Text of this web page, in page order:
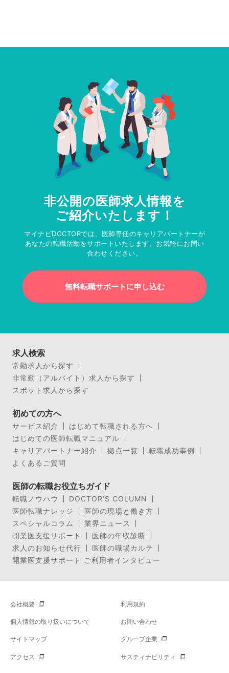
非公開の医師求人情報を
ご紹介いたします！
マイナビDOCTORでは、医師専任のキャリアパートナーが
あなたの転職活動をサポートいたします。お気軽にお問い
合わせください。
無料転職サポートに申し込む
求人検索
常勤求人から探す
非常勤（アルバイト）求人から探す
スポット求人から探す
初めての方へ
サービス紹介
はじめて転職される方へ
はじめての医師転職マニュアル
キャリアパートナー紹介
拠点一覧
転職成功事例
よくあるご質問
医師の転職お役立ちガイド
転職ノウハウ
DOCTOR’S COLUMN
医師転職ナレッジ
医師の現場と働き方
スペシャルコラム
業界ニュース
開業医支援サポート
医師の年収診断
求人のお知らせ代行
医師の職場カルテ
開業医支援サポート ご利用者インタビュー
会社概要 利用規約
個人情報の取り扱いについて お問い合わせ
サイトマップ グループ企業
アクセス サスティナビリティ